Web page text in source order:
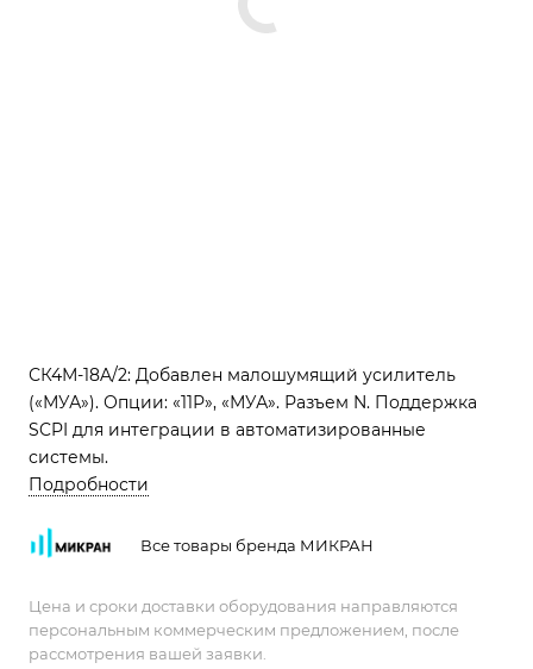
СК4М-18A/2: Добавлен малошумящий усилитель
(«МУА»). Опции: «11Р», «МУА». Разъем N. Поддержка
SCPI для интеграции в автоматизированные
системы.
Подробности
Все товары бренда МИКРАН
Цена и сроки доставки оборудования направляются
персональным коммерческим предложением, после
рассмотрения вашей заявки.